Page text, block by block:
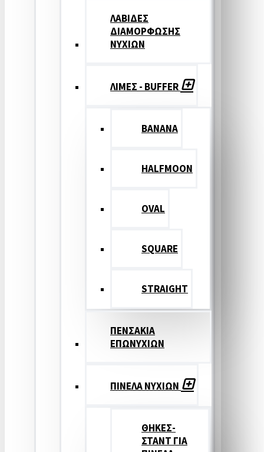
ΛΑΒΙΔΕΣ
ΔΙΑΜΟΡΦΩΣΗΣ
ΝΥΧΙΩΝ
ΛΙΜΕΣ - BUFFER
BANANA
HALFMOON
OVAL
SQUARE
STRAIGHT
ΠΕΝΣΑΚΙΑ
ΕΠΩΝΥΧΙΩΝ
ΠΙΝΕΛΑ ΝΥΧΙΩΝ
ΘΗΚΕΣ-
ΣΤΑΝΤ ΓΙΑ